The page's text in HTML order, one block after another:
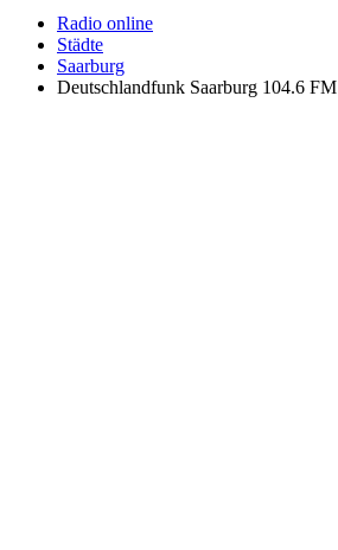
Radio online
Städte
Saarburg
Deutschlandfunk Saarburg 104.6 FM